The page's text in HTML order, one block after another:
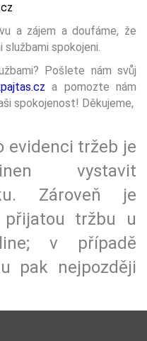
a zájem a doufáme, že
spokojeni.
Pošlete nám svůj
a pomozte nám
spokojenost! Děkujeme,
evidenci tržeb je
vystavit
Zároveň je
přijatou tržbu u
v případě
pak nejpozději